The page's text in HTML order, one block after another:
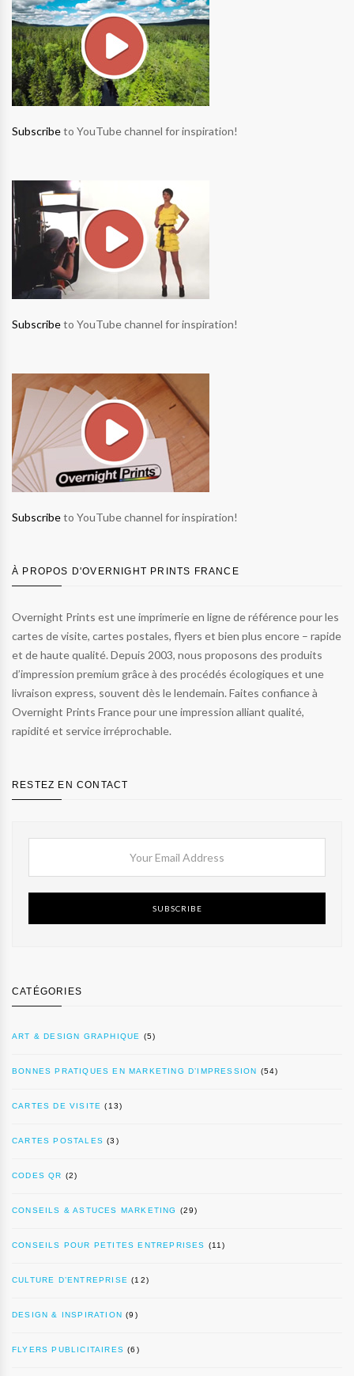
Subscribeto YouTube channel for inspiration!
Subscribeto YouTube channel for inspiration!
Subscribeto YouTube channel for inspiration!
À PROPOS D'OVERNIGHT PRINTS FRANCE
Overnight Prints est une imprimerie en ligne de référence pour les
cartes de visite, cartes postales, flyers et bien plus encore – rapide
et de haute qualité. Depuis 2003, nous proposons des produits
d’impression premium grâce à des procédés écologiques et une
livraison express, souvent dès le lendemain. Faites confiance à
Overnight Prints France pour une impression alliant qualité,
rapidité et service irréprochable.
RESTEZ EN CONTACT
SUBSCRIBE
CATÉGORIES
ART & DESIGN GRAPHIQUE (5)
BONNES PRATIQUES EN MARKETING D’IMPRESSION (54)
CARTES DE VISITE (13)
CARTES POSTALES (3)
CODES QR (2)
CONSEILS & ASTUCES MARKETING (29)
CONSEILS POUR PETITES ENTREPRISES (11)
CULTURE D’ENTREPRISE (12)
DESIGN & INSPIRATION (9)
FLYERS PUBLICITAIRES (6)